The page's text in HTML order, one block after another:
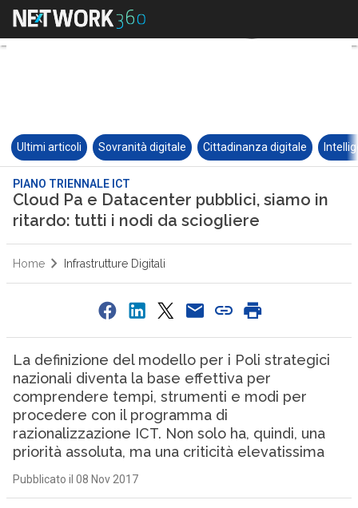
Ultimi articoli Sovranità digitale Cittadinanza digitale
PIANO TRIENNALE ICT
Cloud Pa e Datacenter pubblici, siamo in
ritardo: tutti i nodi da sciogliere
Home Infrastrutture Digitali
La definizione del modello per i Poli strategici
nazionali diventa la base effettiva per
comprendere tempi, strumenti e modi per
procedere con il programma di
razionalizzazione ICT. Non solo ha, quindi, una
priorità assoluta, ma una criticità elevatissima
Pubblicato il 08 Nov 2017